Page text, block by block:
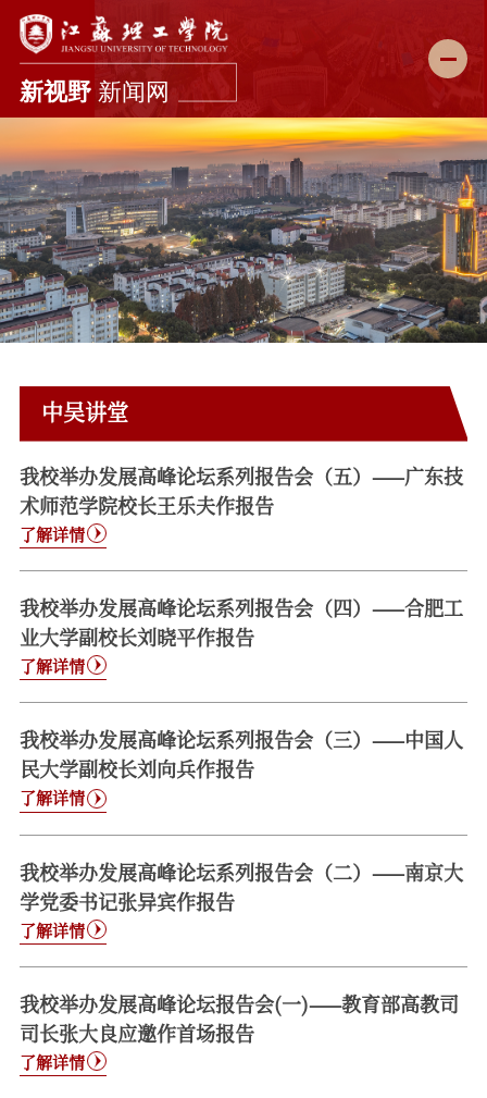
学校要闻
综合新闻
科教动态
媒体理工
图说校园
校报在线
融媒矩阵
学校主页 宣传部主页
中吴讲堂
我校举办发展高峰论坛系列报告会（五）——广东技
术师范学院校长王乐夫作报告
了解详情
我校举办发展高峰论坛系列报告会（四）——合肥工
业大学副校长刘晓平作报告
了解详情
我校举办发展高峰论坛系列报告会（三）——中国人
民大学副校长刘向兵作报告
了解详情
我校举办发展高峰论坛系列报告会（二）——南京大
学党委书记张异宾作报告
了解详情
我校举办发展高峰论坛报告会(一)——教育部高教司
司长张大良应邀作首场报告
了解详情